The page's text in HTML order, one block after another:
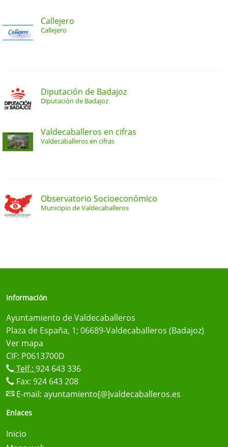
Callejero
Callejero
Diputación de Badajoz
Diputación de Badajoz
Valdecaballeros en cifras
Valdecaballeros en cifras
Observatorio Socioeconómico
Municipio de Valdecaballeros
Información
Ayuntamiento de Valdecaballeros
Plaza de España, 1; 06689-Valdecaballeros (Badajoz)
Ver mapa
CIF: P0613700D
Telf.: 924 643 336
Fax: 924 643 208
E-mail: ayuntamiento[@]valdecaballeros.es
Enlaces
Inicio